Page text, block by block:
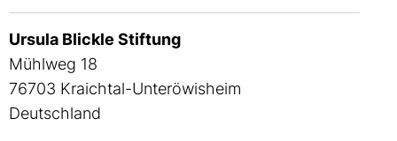
Ursula Blickle Stiftung
Mühlweg 18
76703 Kraichtal-Unteröwisheim
Deutschland